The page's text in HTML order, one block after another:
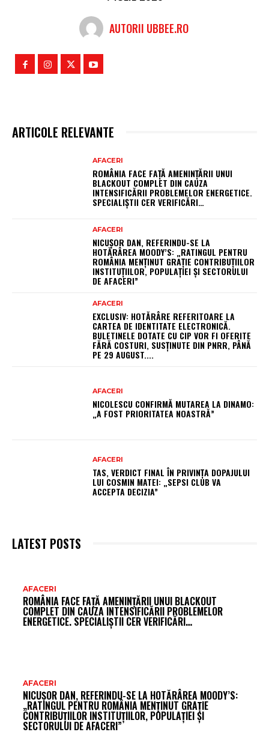
AUTORII UBBEE.RO
ARTICOLE RELEVANTE
AFACERI
ROMÂNIA FACE FAȚĂ AMENINȚĂRII UNUI
BLACKOUT COMPLET DIN CAUZA
INTENSIFICĂRII PROBLEMELOR ENERGETICE.
SPECIALIȘTII CER VERIFICĂRI…
AFACERI
NICUȘOR DAN, REFERINDU-SE LA
HOTĂRÂREA MOODY’S: „RATINGUL PENTRU
ROMÂNIA MENȚINUT GRAȚIE CONTRIBUȚIILOR
INSTITUȚIILOR, POPULAȚIEI ȘI SECTORULUI
DE AFACERI”
AFACERI
EXCLUSIV: HOTĂRÂRE REFERITOARE LA
CARTEA DE IDENTITATE ELECTRONICĂ.
BULETINELE DOTATE CU CIP VOR FI OFERITE
FĂRĂ COSTURI, SUSȚINUTE DIN PNRR, PÂNĂ
PE 29 AUGUST....
AFACERI
NICOLESCU CONFIRMĂ MUTAREA LA DINAMO:
„A FOST PRIORITATEA NOASTRĂ”
AFACERI
TAS, VERDICT FINAL ÎN PRIVINȚA DOPAJULUI
LUI COSMIN MATEI: „SEPSI CLUB VA
ACCEPTA DECIZIA”
LATEST POSTS
AFACERI
ROMÂNIA FACE FAȚĂ AMENINȚĂRII UNUI BLACKOUT
COMPLET DIN CAUZA INTENSIFICĂRII PROBLEMELOR
ENERGETICE. SPECIALIȘTII CER VERIFICĂRI…
AFACERI
NICUȘOR DAN, REFERINDU-SE LA HOTĂRÂREA MOODY’S:
„RATINGUL PENTRU ROMÂNIA MENȚINUT GRAȚIE
CONTRIBUȚIILOR INSTITUȚIILOR, POPULAȚIEI ȘI
SECTORULUI DE AFACERI”